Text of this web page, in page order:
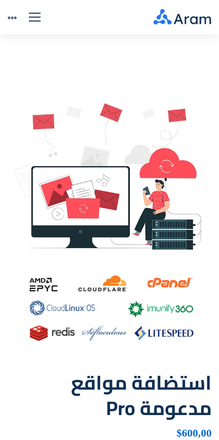
استضافة مواقع
مدعومة Pro
$600,00